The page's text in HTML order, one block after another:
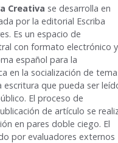
Creativa se desarrolla en
por la editorial Escriba
Es un espacio de
con formato electrónico y
español para la
en la socialización de
escritura que pueda ser
El proceso de
de artículo se
en pares doble ciego. El
por evaluadores externos